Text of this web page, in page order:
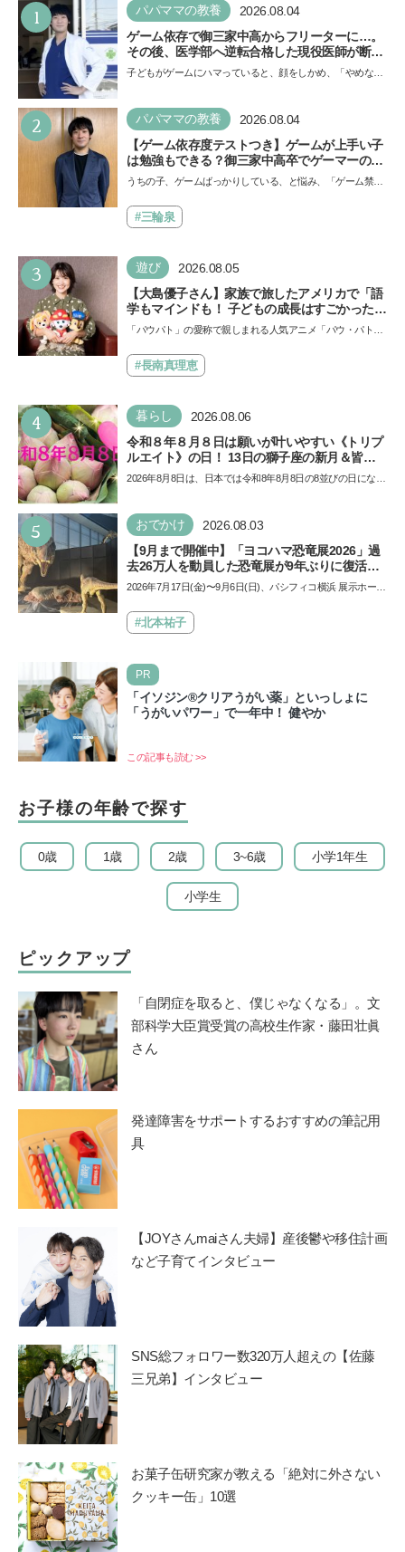
1 パパママの教養 2026.08.04
ゲーム依存で御三家中高からフリーターに…。
その後、医学部へ逆転合格した現役医師が断言
「ゲームの経験が受験勉強に役立った」そう考
子どもがゲームにハマっていると、顔をしかめ、「やめなさ
い…
2 パパママの教養 2026.08.04
【ゲーム依存度テストつき】ゲームが上手い子
は勉強もできる？御三家中高卒でゲーマーの医
師・阿部智史さんが教えるゲームしながら受験
うちの子、ゲームばっかりしている、と悩み、「ゲーム禁
も…#三輪泉
3 遊び 2026.08.05
【大島優子さん】家族で旅したアメリカで「語
学もマインドも！ 子どもの成長はすごかった」
声優をつとめた映画『パウ・パトロール ザ・ダ
できると子どもに知ってほしい
「パウパト」の愛称で親しまれる人気アニメ「パウ・パトロ
ザ…#長南真理恵
4 暮らし 2026.08.06
令和８年８月８日は願いが叶いやすい《トリプ
ルエイト》の日！ 13日の獅子座の新月＆皆既
日食の影響にも注目
2026年8月8日は、日本では令和8年8月8日の8並びの日になり
て…
5 おでかけ 2026.08.03
【9月まで開催中】「ヨコハマ恐竜展2026」過
去26万人を動員した恐竜展が9年ぶりに復活！
夏休みのおでかけで楽しむポイントを完全ガイ
2026年7月17日(金)〜9月6日(日)、パシフィコ横浜 展示ホール
催…#北本祐子
PR
「イソジン®クリアうがい薬」といっしょに
「うがいパワー」で一年中！ 健やか
この記事も読む >>
お子様の年齢で探す
0歳 1歳 2歳 3~6歳 小学1年生
小学生
ピックアップ
「自閉症を取ると、僕じゃなくなる」。文
部科学大臣賞受賞の高校生作家・藤田壮眞
さん
発達障害をサポートするおすすめの筆記用
具
【JOYさんmaiさん夫婦】産後鬱や移住計画
など子育てインタビュー
SNS総フォロワー数320万人超えの【佐藤
三兄弟】インタビュー
お菓子缶研究家が教える「絶対に外さない
クッキー缶」10選